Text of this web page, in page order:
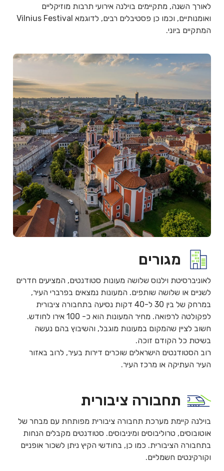
לאורך השנה, מתקיימים בוילנה אירועי תרבות מוזיקליים
ואומנותיים, וכמו כן פסטיבלים רבים, לדוגמא Vilnius Festival
המתקיים ביוני.
מגורים
לאוניברסיטת וילנוס שלושה מעונות סטודנטים, המציעים חדרים
לשניים או שלושה שותפים. המעונות נמצאים בפרברי העיר,
במרחק של בין 30 ל-40 דקות נסיעה בתחבורה ציבורית
לפקולטה לרפואה. מחיר המעונות הוא כ- 100 אירו לחודש.
חשוב לציין שהמקום במעונות מוגבל, והשיבוץ בהם נעשה
בשיטת כל הקודם זוכה.
רוב הסטודנטים הישראלים שוכרים דירות בעיר, לרוב באזור
העיר העתיקה או מרכז העיר.
תחבורה ציבורית
בוילנה קיימת מערכת תחבורה ציבורית מפותחת עם מבחר של
אוטובוסים, טרוליבוסים ומיניבוסים. סטודנטים מקבלים הנחות
בתחבורה הציבורית. כמו כן, בחודשי הקיץ ניתן לשכור אופניים
וקורקינטים חשמליים.